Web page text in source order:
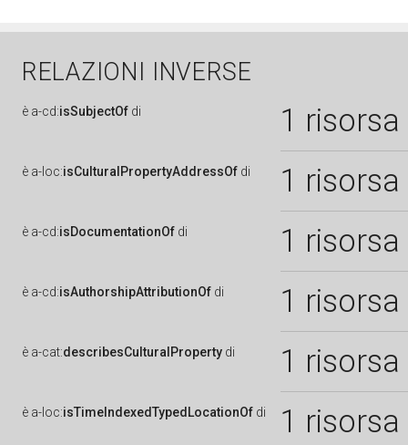
RELAZIONI INVERSE
è a-cd:isSubjectOf di 1 risorsa
è a-loc:isCulturalPropertyAddressOf di 1 risorsa
è a-cd:isDocumentationOf di 1 risorsa
è a-cd:isAuthorshipAttributionOf di 1 risorsa
è a-cat:describesCulturalProperty di 1 risorsa
è a-loc:isTimeIndexedTypedLocationOf di 1 risorsa